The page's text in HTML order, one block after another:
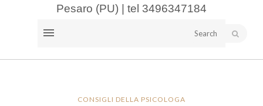
Pesaro (PU) | tel 3496347184
CONSIGLI DELLA PSICOLOGA